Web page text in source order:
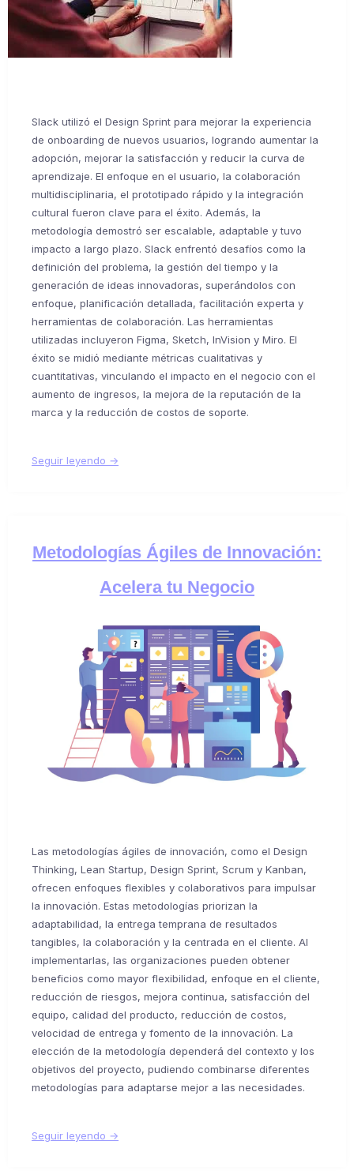
Slack utilizó el Design Sprint para mejorar la experiencia
de onboarding de nuevos usuarios, logrando aumentar la
adopción, mejorar la satisfacción y reducir la curva de
aprendizaje. El enfoque en el usuario, la colaboración
multidisciplinaria, el prototipado rápido y la integración
cultural fueron clave para el éxito. Además, la
metodología demostró ser escalable, adaptable y tuvo
impacto a largo plazo. Slack enfrentó desafíos como la
definición del problema, la gestión del tiempo y la
generación de ideas innovadoras, superándolos con
enfoque, planificación detallada, facilitación experta y
herramientas de colaboración. Las herramientas
utilizadas incluyeron Figma, Sketch, InVision y Miro. El
éxito se midió mediante métricas cualitativas y
cuantitativas, vinculando el impacto en el negocio con el
aumento de ingresos, la mejora de la reputación de la
marca y la reducción de costos de soporte.
Seguir leyendo →
Metodologías Ágiles de Innovación:
Acelera tu Negocio
Las metodologías ágiles de innovación, como el Design
Thinking, Lean Startup, Design Sprint, Scrum y Kanban,
ofrecen enfoques flexibles y colaborativos para impulsar
la innovación. Estas metodologías priorizan la
adaptabilidad, la entrega temprana de resultados
tangibles, la colaboración y la centrada en el cliente. Al
implementarlas, las organizaciones pueden obtener
beneficios como mayor flexibilidad, enfoque en el cliente,
reducción de riesgos, mejora continua, satisfacción del
equipo, calidad del producto, reducción de costos,
velocidad de entrega y fomento de la innovación. La
elección de la metodología dependerá del contexto y los
objetivos del proyecto, pudiendo combinarse diferentes
metodologías para adaptarse mejor a las necesidades.
Seguir leyendo →